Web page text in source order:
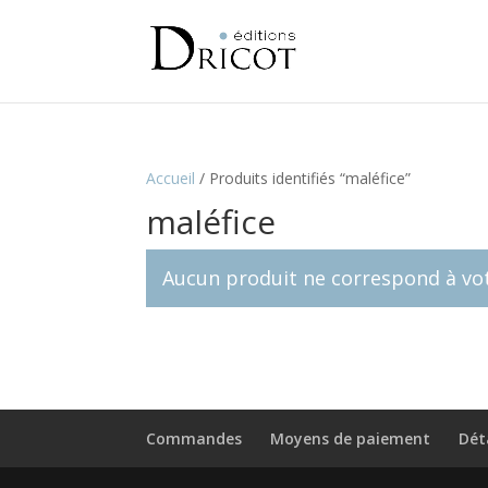
Accueil / Produits identifiés “maléfice”
maléfice
Aucun produit ne correspond à
Commandes Moyens de paiement